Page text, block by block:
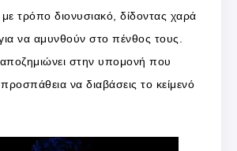
τρόπο διονυσιακό, δίδοντας χαρά
να αμυνθούν στο πένθος τους.
αποζημιώνει στην υπομονή που
να διαβάσεις το κείμενό